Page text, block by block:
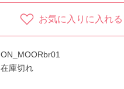
お気に入りに入れる
ON_MOORbr01
在庫切れ